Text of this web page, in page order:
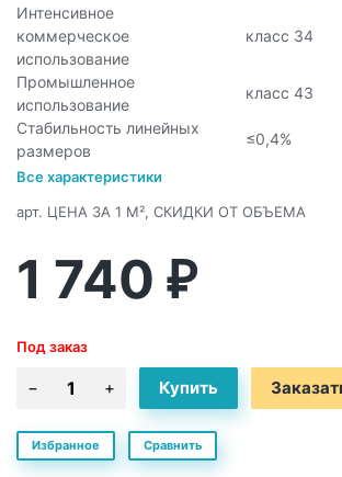
Интенсивное
коммерческое
использование
класс 34
Промышленное
использование
класс 43
Стабильность линейных
размеров
≤0,4%
Все характеристики
арт. ЦЕНА ЗА 1 М², СКИДКИ ОТ ОБЪЕМА
1 740 ₽
Под заказ
Избранное Сравнить